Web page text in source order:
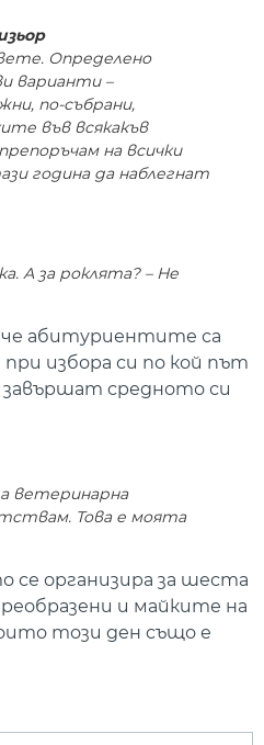
Определено
варианти –
по-събрани,
във всякакъв
на всички
година да наблегнат
А за роклята? – Не
абитуриентите са
избора си по кой път
средното си
ветеринарна
Това е моята
се организира за шеста
и майките на
този ден също е